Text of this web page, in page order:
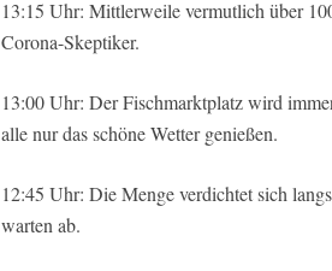
13:15 Uhr: Mittlerweile vermutlich über
Corona-Skeptiker.
13:00 Uhr: Der Fischmarktplatz wird
alle nur das schöne Wetter genießen.
12:45 Uhr: Die Menge verdichtet sich
warten ab.